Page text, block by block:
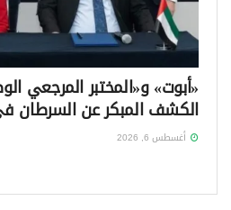
«أبوت» و«المختبر المرجعي
الكشف المبكر عن السرطان
أغسطس 6, 2026